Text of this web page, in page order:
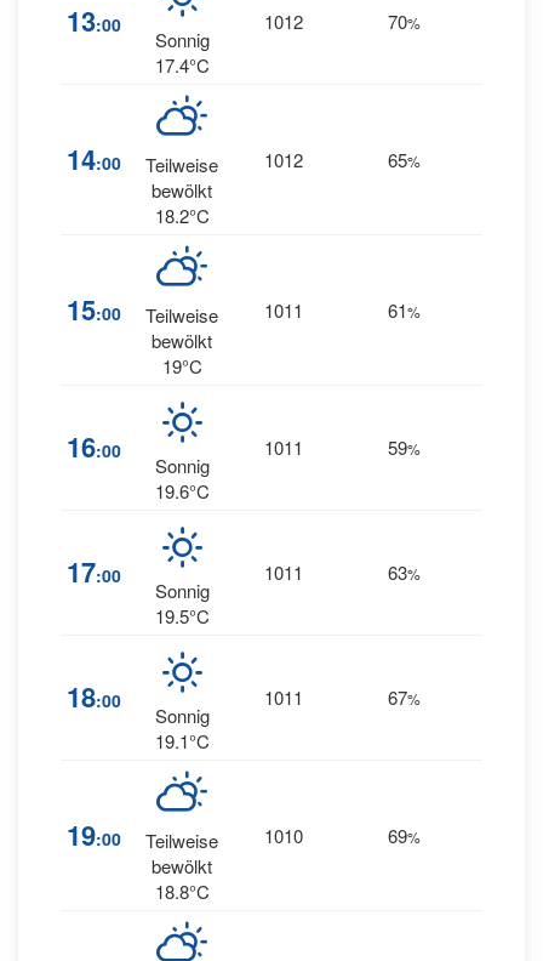
13:00
Sonnig
17.4°C
1012 70%
14:00
Teilweise
bewölkt
18.2°C
1012 65%
15:00
Teilweise
bewölkt
19°C
1011 61%
16:00
Sonnig
19.6°C
1011 59%
17:00
Sonnig
19.5°C
1011 63%
18:00
Sonnig
19.1°C
1011 67%
19:00
Teilweise
bewölkt
18.8°C
1010 69%